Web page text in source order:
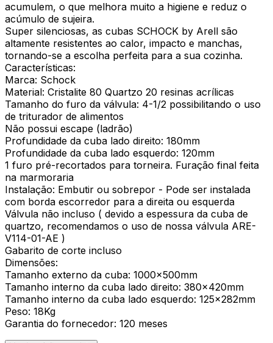
acumulem, o que melhora muito a higiene e reduz o
acúmulo de sujeira.
Super silenciosas, as cubas SCHOCK by Arell são
altamente resistentes ao calor, impacto e manchas,
tornando-se a escolha perfeita para a sua cozinha.
Características:
Marca: Schock
Material: Cristalite 80 Quartzo 20 resinas acrílicas
Tamanho do furo da válvula: 4-1/2 possibilitando o uso
de triturador de alimentos
Não possui escape (ladrão)
Profundidade da cuba lado direito: 180mm
Profundidade da cuba lado esquerdo: 120mm
1 furo pré-recortados para torneira. Furação final feita
na marmoraria
Instalação: Embutir ou sobrepor - Pode ser instalada
com borda escorredor para a direita ou esquerda
Válvula não incluso ( devido a espessura da cuba de
quartzo, recomendamos o uso de nossa válvula ARE-
V114-01-AE )
Gabarito de corte incluso
Dimensões:
Tamanho externo da cuba: 1000x500mm
Tamanho interno da cuba lado direito: 380x420mm
Tamanho interno da cuba lado esquerdo: 125x282mm
Peso: 18Kg
Garantia do fornecedor: 120 meses